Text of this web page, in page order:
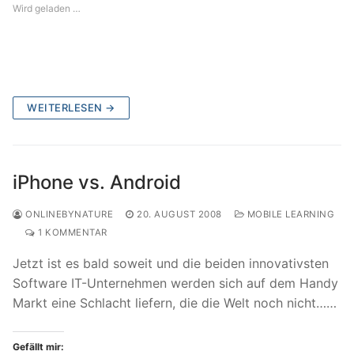
Wird geladen …
WEITERLESEN →
iPhone vs. Android
ONLINEBYNATURE 20. AUGUST 2008
MOBILE LEARNING
1 KOMMENTAR
Jetzt ist es bald soweit und die beiden innovativsten
Software IT-Unternehmen werden sich auf dem Handy
Markt eine Schlacht liefern, die die Welt noch nicht……
Gefällt mir: